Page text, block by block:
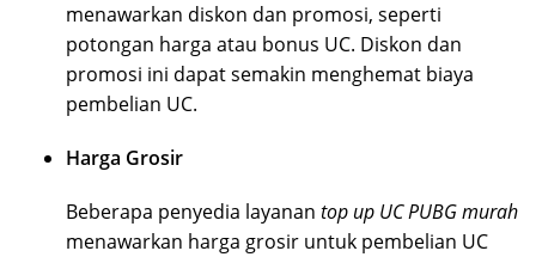
menawarkan diskon dan promosi, seperti
potongan harga atau bonus UC. Diskon dan
promosi ini dapat semakin menghemat biaya
pembelian UC.
Harga Grosir
Beberapa penyedia layanan top up UC PUBG murah
menawarkan harga grosir untuk pembelian UC